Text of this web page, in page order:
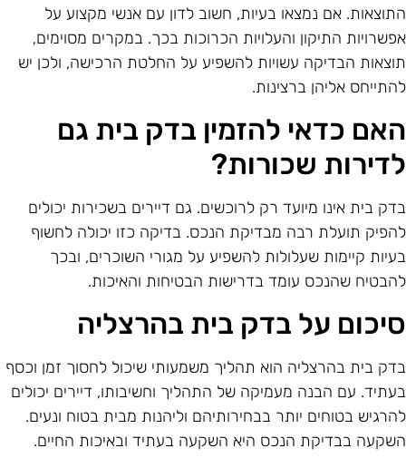
אם נמצאו בעיות, חשוב לדון עם אנשי מקצוע על
התיקון והעלויות הכרוכות בכך. במקרים מסוימים,
הבדיקה עשויות להשפיע על החלטת הרכישה, ולכן יש
אליהן ברצינות.
כדאי להזמין בדק בית גם
שכורות?
בית אינו מיועד רק לרוכשים. גם דיירים בשכירות יכולים
תועלת רבה מבדיקת הנכס. בדיקה כזו יכולה לחשוף
קיימות שעלולות להשפיע על מגורי השוכרים, ובכך
שהנכס עומד בדרישות הבטיחות והאיכות.
על בדק בית בהרצליה
בית בהרצליה הוא תהליך משמעותי שיכול לחסוך זמן וכסף
עם הבנה מעמיקה של התהליך וחשיבותו, דיירים יכולים
בטוחים יותר בבחירותיהם וליהנות מבית בטוח ונעים.
בבדיקת הנכס היא השקעה בעתיד ובאיכות החיים.